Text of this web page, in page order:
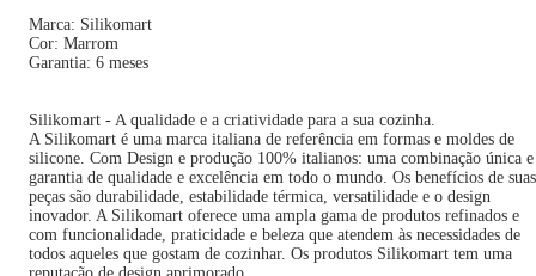
Marca: Silikomart
Cor: Marrom
Garantia: 6 meses
Silikomart - A qualidade e a criatividade para a sua cozinha.
A Silikomart é uma marca italiana de referência em formas e moldes de
silicone. Com Design e produção 100% italianos: uma combinação única e
garantia de qualidade e excelência em todo o mundo. Os benefícios de suas
peças são durabilidade, estabilidade térmica, versatilidade e o design
inovador. A Silikomart oferece uma ampla gama de produtos refinados e
com funcionalidade, praticidade e beleza que atendem às necessidades de
todos aqueles que gostam de cozinhar. Os produtos Silikomart tem uma